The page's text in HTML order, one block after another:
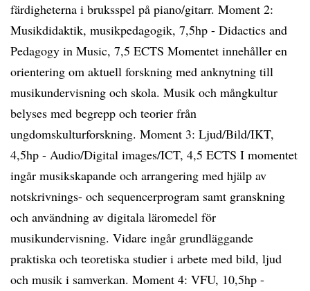
färdigheterna i bruksspel på piano/gitarr. Moment 2:
Musikdidaktik, musikpedagogik, 7,5hp - Didactics and
Pedagogy in Music, 7,5 ECTS Momentet innehåller en
orientering om aktuell forskning med anknytning till
musikundervisning och skola. Musik och mångkultur
belyses med begrepp och teorier från
ungdomskulturforskning. Moment 3: Ljud/Bild/IKT,
4,5hp - Audio/Digital images/ICT, 4,5 ECTS I momentet
ingår musikskapande och arrangering med hjälp av
notskrivnings- och sequencerprogram samt granskning
och användning av digitala läromedel för
musikundervisning. Vidare ingår grundläggande
praktiska och teoretiska studier i arbete med bild, ljud
och musik i samverkan. Moment 4: VFU, 10,5hp -